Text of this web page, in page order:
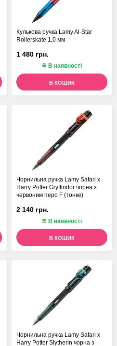
Кулькова ручка Lamy Al-Star
Rollerskate 1,0 мм
1 480 грн.
В наявності
В КОШИК
Чорнильна ручка Lamy Safari x
Harry Potter Gryffindor чорна з
червоним перо F (тонке)
2 140 грн.
В наявності
В КОШИК
Чорнильна ручка Lamy Safari x
Harry Potter Slytherin чорна з